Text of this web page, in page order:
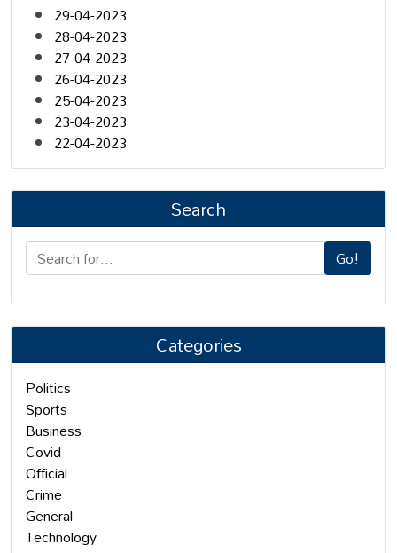
29-04-2023
28-04-2023
27-04-2023
26-04-2023
25-04-2023
23-04-2023
22-04-2023
Search
Go!
Categories
Politics
Sports
Business
Covid
Official
Crime
General
Technology